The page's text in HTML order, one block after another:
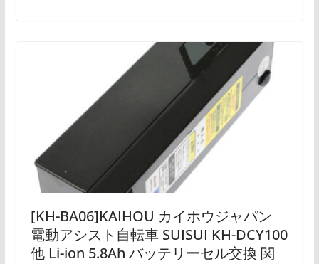
[KH-BA06]KAIHOU カイホウジャパン
電動アシスト自転車 SUISUI KH-DCY100
他 Li-ion 5.8Ah バッテリーセル交換 関